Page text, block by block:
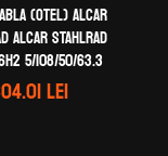
(otel) ALCAR
ALCAR STAHLRAD
5/108/50/63.3
lei